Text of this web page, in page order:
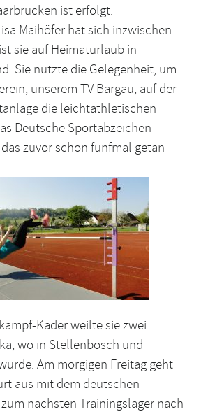
ist erfolgt.
Maihöfer hat sich inzwischen
sie auf Heimaturlaub in
Sie nutzte die Gelegenheit, um
unserem TV Bargau, auf der
die leichtathletischen
Deutsche Sportabzeichen
zuvor schon fünfmal getan
Kader weilte sie zwei
wo in Stellenbosch und
Am morgigen Freitag geht
aus mit dem deutschen
nächsten Trainingslager nach